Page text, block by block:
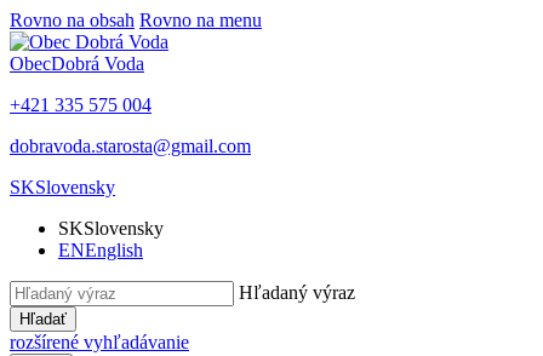
Rovno na obsah Rovno na menu
ObecDobrá Voda
+421 335 575 004
dobravoda.starosta@gmail.com
SKSlovensky
SKSlovensky
ENEnglish
Hľadaný výraz
Hľadať
rozšírené vyhľadávanie